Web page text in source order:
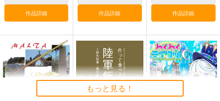
大型航空母艦建造計
画 増補改訂版
烈風改
（税込）
艦船の本 III
T.N.T.SHOW
660円 （税込）
ミリタリー
徹底詳解 九二式重装
甲車
国本戦車塾
1,320円（税込）
作品詳細 作品詳細 作品詳細
もっと見る！